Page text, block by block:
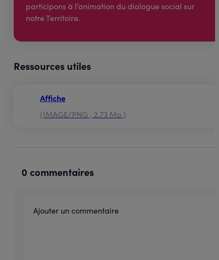
0 commentaires
participons à l’animation du dialogue social sur
notre Territoire.
Ressources utiles
Affiche
(IMAGE/PNG , 2.73 Mo )